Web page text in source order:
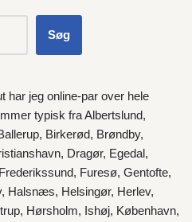
Søg
har jeg online-par over hele
typisk fraAlbertslund,
, Birkerød, Brøndby,
, Dragør, Egedal,
Frederikssund, Furesø, Gentofte,
, Halsnæs, Helsingør, Herlev,
, Hørsholm, Ishøj, København,